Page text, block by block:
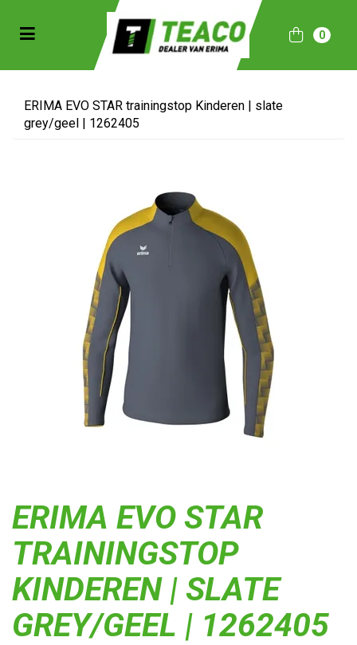
(Sportkleding)
(Collecties)
Toggle navigation 0
ERIMA EVO STAR trainingstop Kinderen | slate
grey/geel | 1262405
ERIMA EVO STAR
TRAININGSTOP
KINDEREN | SLATE
GREY/GEEL | 1262405